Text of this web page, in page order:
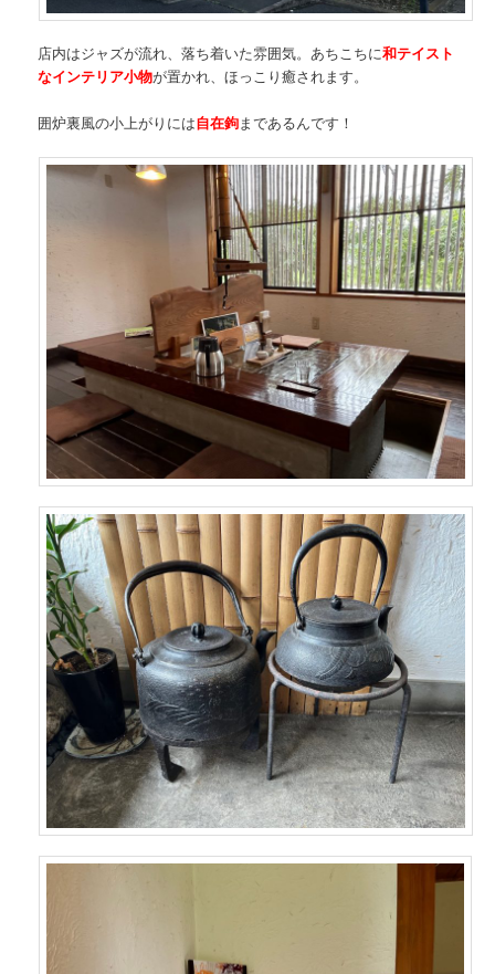
店内はジャズが流れ、落ち着いた雰囲気。あちこちに和テイスト
なインテリア小物が置かれ、ほっこり癒されます。
囲炉裏風の小上がりには自在鉤まであるんです！